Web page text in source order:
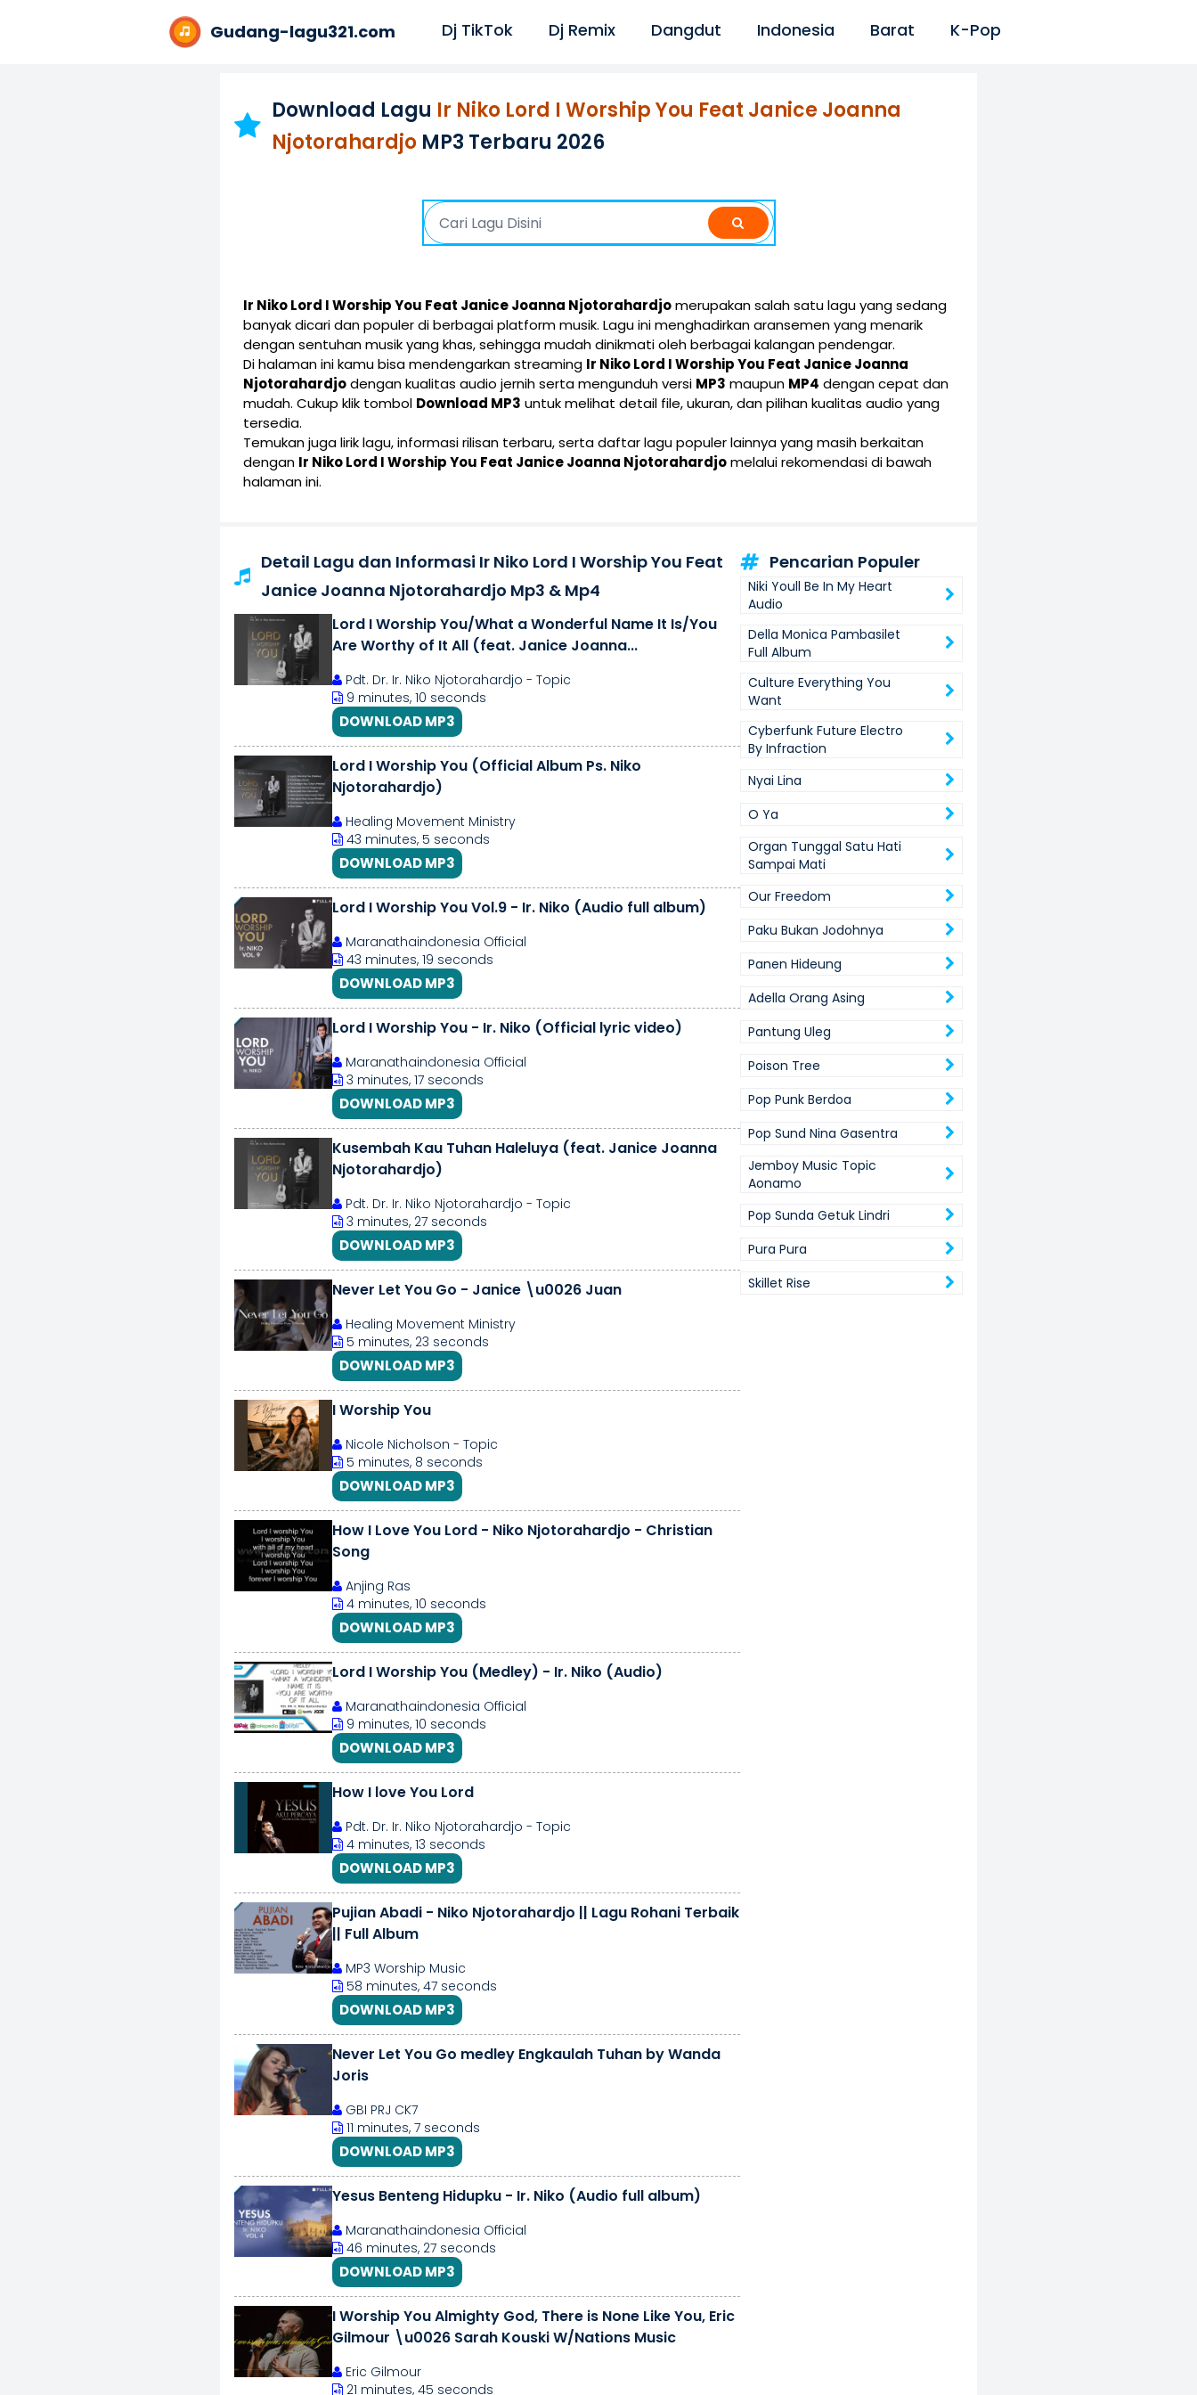
Gudang-lagu321.com Dj TikTok Dj Remix Dangdut Indonesia Barat K-Pop
Download Lagu Ir Niko Lord I Worship You Feat Janice Joanna
Njotorahardjo MP3 Terbaru 2026
Ir Niko Lord I Worship You Feat Janice Joanna Njotorahardjomerupakan salah satu lagu yang sedang
banyak dicari dan populer di berbagai platform musik. Lagu ini menghadirkan aransemen yang menarik
dengan sentuhan musik yang khas, sehingga mudah dinikmati oleh berbagai kalangan pendengar.
Di halaman ini kamu bisa mendengarkan streaming Ir Niko Lord I Worship You Feat Janice Joanna
Njotorahardjodengan kualitas audio jernih serta mengunduh versi MP3 maupun MP4 dengan cepat dan
mudah. Cukup klik tombol Download MP3 untuk melihat detail file, ukuran, dan pilihan kualitas audio yang
tersedia.
Temukan juga lirik lagu, informasi rilisan terbaru, serta daftar lagu populer lainnya yang masih berkaitan
dengan Ir Niko Lord I Worship You Feat Janice Joanna Njotorahardjomelalui rekomendasi di bawah
halaman ini.
Detail Lagu dan Informasi Ir Niko Lord I Worship You Feat
Janice Joanna Njotorahardjo Mp3 & Mp4
Lord I Worship You/What a Wonderful Name It Is/You
Are Worthy of It All (feat. Janice Joanna...
Pdt. Dr. Ir. Niko Njotorahardjo - Topic
9 minutes, 10 seconds
DOWNLOAD MP3
Lord I Worship You (Official Album Ps. Niko
Njotorahardjo)
Healing Movement Ministry
43 minutes, 5 seconds
DOWNLOAD MP3
Lord I Worship You Vol.9 - Ir. Niko (Audio full album)
Maranathaindonesia Official
43 minutes, 19 seconds
DOWNLOAD MP3
Lord I Worship You - Ir. Niko (Official lyric video)
Maranathaindonesia Official
3 minutes, 17 seconds
DOWNLOAD MP3
Kusembah Kau Tuhan Haleluya (feat. Janice Joanna
Njotorahardjo)
Pdt. Dr. Ir. Niko Njotorahardjo - Topic
3 minutes, 27 seconds
DOWNLOAD MP3
Never Let You Go - Janice \u0026 Juan
Healing Movement Ministry
5 minutes, 23 seconds
DOWNLOAD MP3
I Worship You
Nicole Nicholson - Topic
5 minutes, 8 seconds
DOWNLOAD MP3
How I Love You Lord - Niko Njotorahardjo - Christian
Song
Anjing Ras
4 minutes, 10 seconds
DOWNLOAD MP3
Lord I Worship You (Medley) - Ir. Niko (Audio)
Maranathaindonesia Official
9 minutes, 10 seconds
DOWNLOAD MP3
How I love You Lord
Pdt. Dr. Ir. Niko Njotorahardjo - Topic
4 minutes, 13 seconds
DOWNLOAD MP3
Pujian Abadi - Niko Njotorahardjo || Lagu Rohani Terbaik
|| Full Album
MP3 Worship Music
58 minutes, 47 seconds
DOWNLOAD MP3
Never Let You Go medley Engkaulah Tuhan by Wanda
Joris
GBI PRJ CK7
11 minutes, 7 seconds
DOWNLOAD MP3
Yesus Benteng Hidupku - Ir. Niko (Audio full album)
Maranathaindonesia Official
46 minutes, 27 seconds
DOWNLOAD MP3
I Worship You Almighty God, There is None Like You, Eric
Gilmour \u0026 Sarah Kouski W/Nations Music
Eric Gilmour
21 minutes, 45 seconds
Pencarian Populer
Niki Youll Be In My Heart
Audio
Della Monica Pambasilet
Full Album
Culture Everything You
Want
Cyberfunk Future Electro
By Infraction
Nyai Lina
O Ya
Organ Tunggal Satu Hati
Sampai Mati
Our Freedom
Paku Bukan Jodohnya
Panen Hideung
Adella Orang Asing
Pantung Uleg
Poison Tree
Pop Punk Berdoa
Pop Sund Nina Gasentra
Jemboy Music Topic
Aonamo
Pop Sunda Getuk Lindri
Pura Pura
Skillet Rise